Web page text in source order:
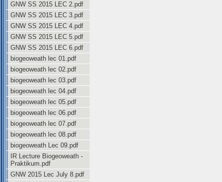
GNW SS 2015 LEC 2.pdf
GNW SS 2015 LEC 3.pdf
GNW SS 2015 LEC 4.pdf
GNW SS 2015 LEC 5.pdf
GNW SS 2015 LEC 6.pdf
biogeoweath lec 01.pdf
biogeoweath lec 02.pdf
biogeoweath lec 03.pdf
biogeoweath lec 04.pdf
biogeoweath lec 05.pdf
biogeoweath lec 06.pdf
biogeoweath lec 07.pdf
biogeoweath lec 08.pdf
biogeoweath Lec 09.pdf
IR Lecture Biogeoweath -
Praktikum.pdf
GNW 2015 Lec July 8.pdf